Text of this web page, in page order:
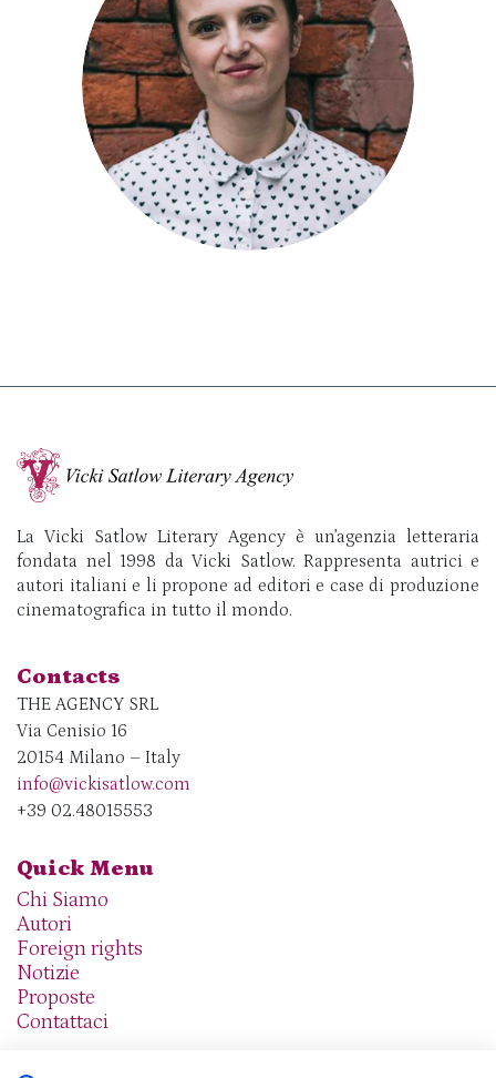
La Vicki Satlow Literary Agency è un’agenzia letteraria
fondata nel 1998 da Vicki Satlow. Rappresenta autrici e
autori italiani e li propone ad editori e case di produzione
cinematografica in tutto il mondo.
Contacts
THE AGENCY SRL
Via Cenisio 16
20154 Milano – Italy
info@vickisatlow.com
+39 02.48015553
Quick Menu
Chi Siamo
Autori
Foreign rights
Notizie
Proposte
Contattaci